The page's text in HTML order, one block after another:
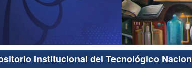
Institucional del Tecnológico